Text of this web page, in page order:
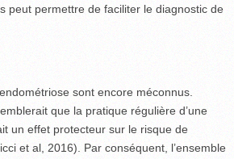
peut permettre de faciliter le diagnostic de
sont encore méconnus.
que la pratique régulière d’une
un effet protecteur sur le risque de
et al, 2016). Par conséquent, l’ensemble